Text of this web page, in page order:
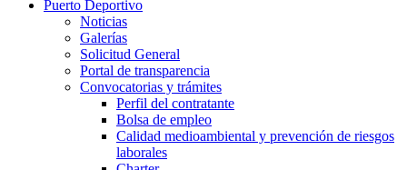
Puerto Deportivo
Noticias
Galerías
Solicitud General
Portal de transparencia
Convocatorias y trámites
Perfil del contratante
Bolsa de empleo
Calidad medioambiental y prevención de riesgos
laborales